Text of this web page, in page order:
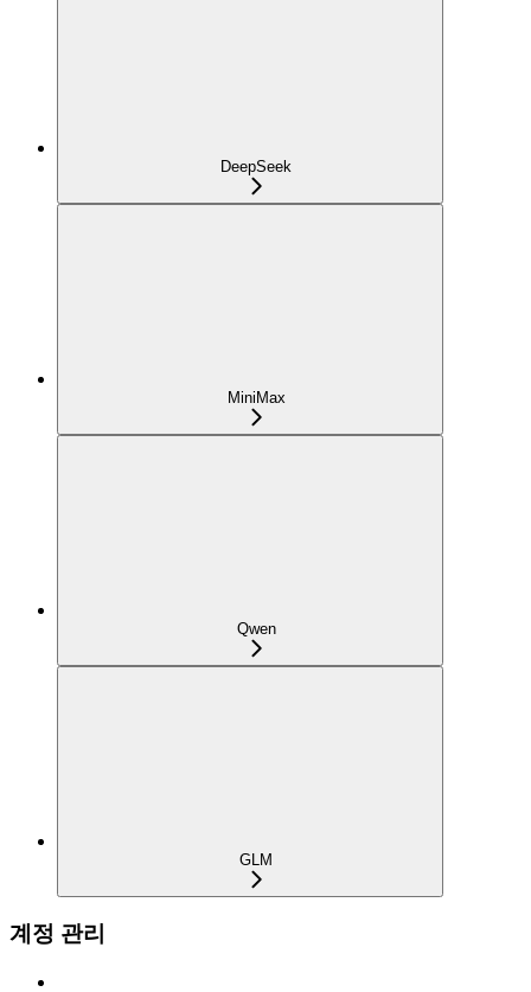
DeepSeek
MiniMax
Qwen
GLM
계정 관리